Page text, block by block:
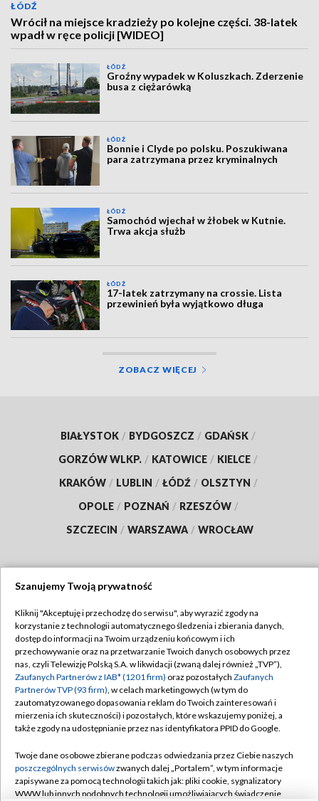
ŁÓDŹ
Wrócił na miejsce kradzieży po kolejne części. 38-latek
wpadł w ręce policji [WIDEO]
ŁÓDŹ
Groźny wypadek w Koluszkach. Zderzenie
busa z ciężarówką
ŁÓDŹ
Bonnie i Clyde po polsku. Poszukiwana
para zatrzymana przez kryminalnych
ŁÓDŹ
Samochód wjechał w żłobek w Kutnie.
Trwa akcja służb
ŁÓDŹ
17-latek zatrzymany na crossie. Lista
przewinień była wyjątkowo długa
ZOBACZ WIĘCEJ
BIAŁYSTOK / BYDGOSZCZ / GDAŃSK /
GORZÓW WLKP. / KATOWICE / KIELCE /
KRAKÓW / LUBLIN / ŁÓDŹ / OLSZTYN /
OPOLE / POZNAŃ / RZESZÓW /
SZCZECIN / WARSZAWA / WROCŁAW
TVP
Abonament TVP
Emisja w TVP
Centrum informacji TVP
Naziemna Telewizja Cyfrowa
Rada Programowa
System NOS
Regulamin TVP
Polityka prywatności
Moje zgody
Pomoc
Kontakt
Szanujemy Twoją prywatność
Kliknij "Akceptuję i przechodzę do serwisu", aby wyrazić zgody na
korzystanie z technologii automatycznego śledzenia i zbierania danych,
dostęp do informacji na Twoim urządzeniu końcowym i ich
przechowywanie oraz na przetwarzanie Twoich danych osobowych przez
nas, czyli Telewizję Polską S.A. w likwidacji (zwaną dalej również „TVP”),
Zaufanych Partnerów z IAB* (1201 firm) oraz pozostałych Zaufanych
Partnerów TVP (93 firm), w celach marketingowych (w tym do
zautomatyzowanego dopasowania reklam do Twoich zainteresowań i
mierzenia ich skuteczności) i pozostałych, które wskazujemy poniżej, a
także zgody na udostępnianie przez nas identyfikatora PPID do Google.
Twoje dane osobowe zbierane podczas odwiedzania przez Ciebie naszych
poszczególnych serwisówzwanych dalej „Portalem”, w tym informacje
zapisywane za pomocą technologii takich jak: pliki cookie, sygnalizatory
WWW lub innych podobnych technologii umożliwiających świadczenie